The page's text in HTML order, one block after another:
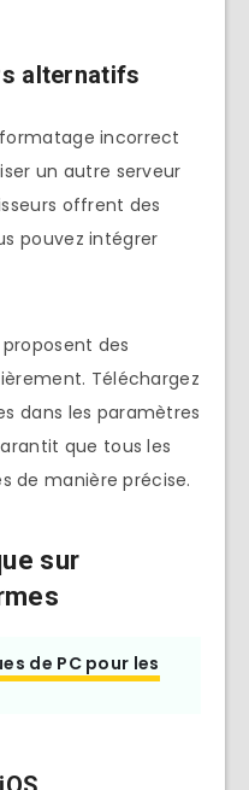
alternatifs
incorrect
un autre serveur
offrent des
pouvez intégrer
des
Téléchargez
dans les paramètres
que tous les
de manière précise.
sur
de PC pour les